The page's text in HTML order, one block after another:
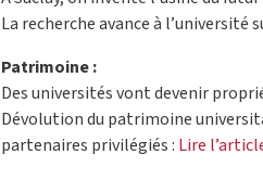
La recherche avance à l’université
Patrimoine :
Des universités vont devenir
Dévolution du patrimoine
partenaires privilégiés : Lire